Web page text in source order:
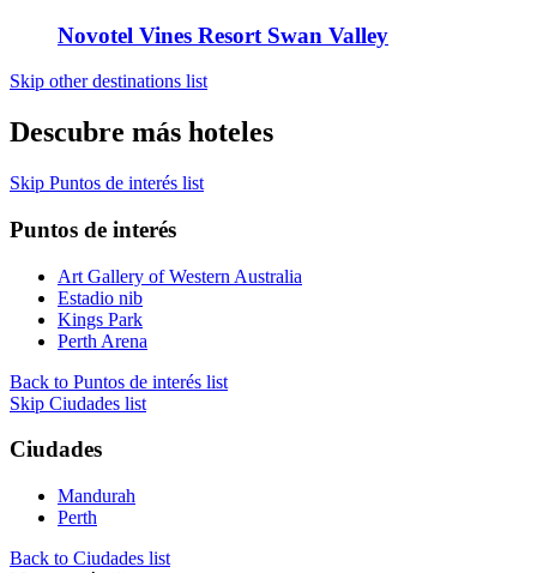
Novotel Vines Resort Swan Valley
Skip other destinations list
Descubre más hoteles
Skip Puntos de interés list
Puntos de interés
Art Gallery of Western Australia
Estadio nib
Kings Park
Perth Arena
Back to Puntos de interés list
Skip Ciudades list
Ciudades
Mandurah
Perth
Back to Ciudades list